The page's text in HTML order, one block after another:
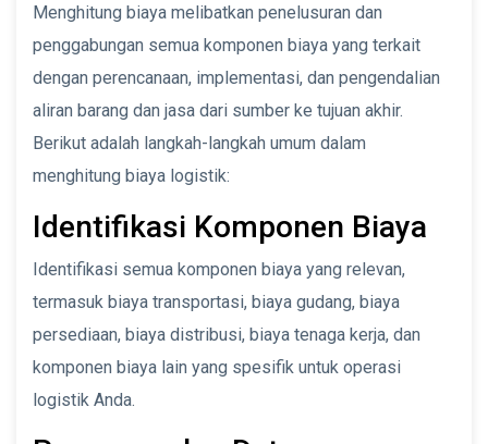
Menghitung biaya melibatkan penelusuran dan
penggabungan semua komponen biaya yang terkait
dengan perencanaan, implementasi, dan pengendalian
aliran barang dan jasa dari sumber ke tujuan akhir.
Berikut adalah langkah-langkah umum dalam
menghitung biaya logistik:
Identifikasi Komponen Biaya
Identifikasi semua komponen biaya yang relevan,
termasuk biaya transportasi, biaya gudang, biaya
persediaan, biaya distribusi, biaya tenaga kerja, dan
komponen biaya lain yang spesifik untuk operasi
logistik Anda.